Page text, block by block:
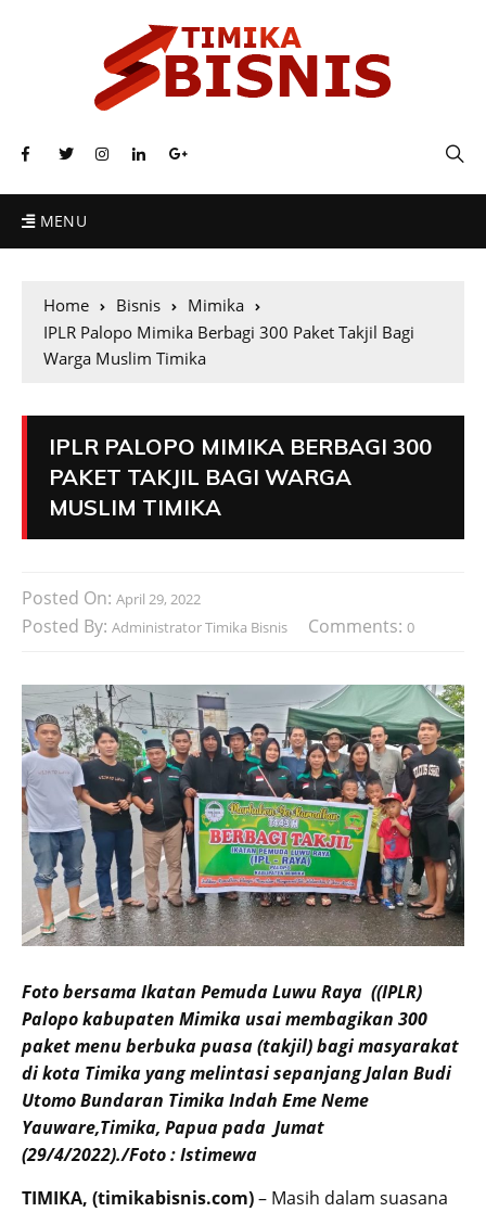
MENU
Home Bisnis
Mimika
IPLR Palopo Mimika Berbagi 300 Paket Takjil Bagi
Warga Muslim Timika
IPLR PALOPO MIMIKA BERBAGI 300
PAKET TAKJIL BAGI WARGA
MUSLIM TIMIKA
Posted On: April 29, 2022
Posted By: Administrator Timika Bisnis Comments: 0
Foto bersama Ikatan Pemuda Luwu Raya ((IPLR)
Palopo kabupaten Mimika usai membagikan 300
paket menu berbuka puasa (takjil) bagi masyarakat
di kota Timika yang melintasi sepanjang Jalan Budi
Utomo Bundaran Timika Indah Eme Neme
Yauware,Timika, Papua pada Jumat
(29/4/2022)./Foto : Istimewa
TIMIKA, (timikabisnis.com)– Masih dalam suasana